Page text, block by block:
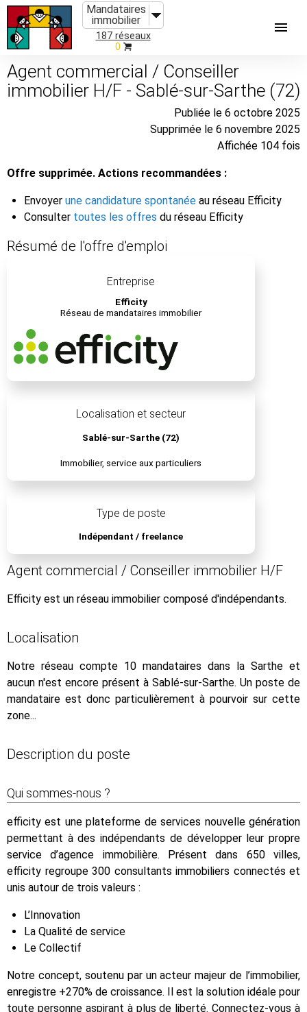
Mandataires
immobilier
187 réseaux
0
Agent commercial / Conseiller
immobilier H/F - Sablé-sur-Sarthe (72)
Publiée le 6 octobre 2025
Supprimée le 6 novembre 2025
Affichée 104 fois
Offre supprimée. Actions recommandées :
Envoyer une candidature spontanée au réseau Efficity
Consulter toutes les offres du réseau Efficity
Résumé de l'offre d'emploi
Entreprise
Efficity
Réseau de mandataires immobilier
Localisation et secteur
Sablé-sur-Sarthe (72)
Immobilier, service aux particuliers
Type de poste
Indépendant / freelance
Agent commercial / Conseiller immobilier H/F
Efficity est un réseau immobilier composé d'indépendants.
Localisation
Notre réseau compte 10 mandataires dans la Sarthe et
aucun n'est encore présent à Sablé-sur-Sarthe. Un poste de
mandataire est donc particulièrement à pourvoir sur cette
zone...
Description du poste
Qui sommes-nous ?
efficity est une plateforme de services nouvelle génération
permettant à des indépendants de développer leur propre
service d’agence immobilière. Présent dans 650 villes,
efficity regroupe 300 consultants immobiliers connectés et
unis autour de trois valeurs :
L’Innovation
La Qualité de service
Le Collectif
Notre concept, soutenu par un acteur majeur de l’immobilier,
enregistre +270% de croissance. Il est la solution idéale pour
toute personne aspirant à plus de liberté. Connectez-vous à